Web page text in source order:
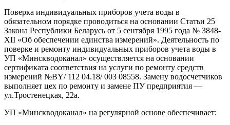
Поверка индивидуальных приборов учета воды в
обязательном порядке проводиться на основании Статьи 25
Закона Республики Беларусь от 5 сентября 1995 года № 3848-
XII «Об обеспечении единства измерений». Деятельность по
поверке и ремонту индивидуальных приборов учета воды в
УП «Минскводоканал» осуществляется на основании
сертификата соответствия на услуги по ремонту средств
измерений №BY/ 112 04.18/ 003 08558. Замену водосчетчиков
выполняет цех по ремонту и замене ПУ предприятия —
ул.Тростенецкая, 22а.
УП «Минскводоканал» на регулярной основе обеспечивает: